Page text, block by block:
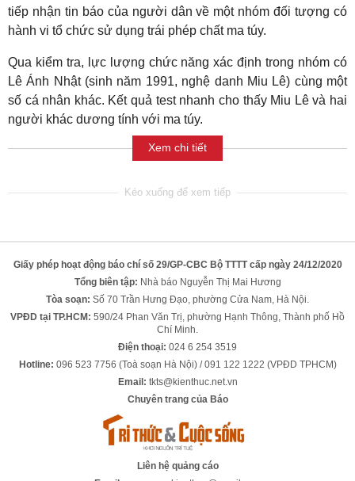
tiếp nhận tin báo của người dân về một nhóm đối tượng có
hành vi tổ chức sử dụng trái phép chất ma túy.
Qua kiểm tra, lực lượng chức năng xác định trong nhóm có
Lê Ánh Nhật (sinh năm 1991, nghệ danh Miu Lê) cùng một
số cá nhân khác. Kết quả test nhanh cho thấy Miu Lê và hai
người khác dương tính với ma túy.
Xem chi tiết
Giấy phép hoạt động báo chí số 29/GP-CBC Bộ TTTT cấp ngày 24/12/2020
Tổng biên tập: Nhà báo Nguyễn Thị Mai Hương
Tòa soạn: Số 70 Trần Hưng Đạo, phường Cửa Nam, Hà Nội.
VPĐD tại TP.HCM: 590/24 Phan Văn Trị, phường Hạnh Thông, Thành phố Hồ
Chí Minh.
Điện thoại: 024 6 254 3519
Hotline: 096 523 7756 (Toà soạn Hà Nội) / 091 122 1222 (VPĐD TPHCM)
Email: tkts@kienthuc.net.vn
Chuyên trang của Báo
Liên hệ quảng cáo